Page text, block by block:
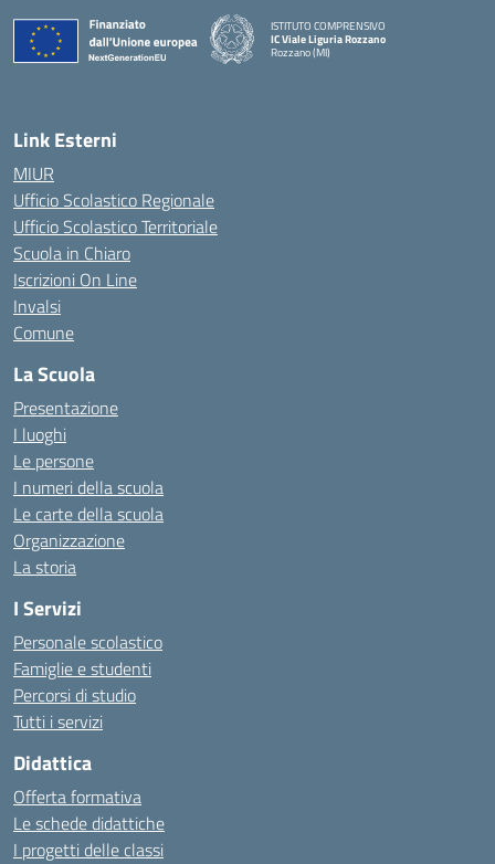
ISTITUTO COMPRENSIVO
IC Viale Liguria Rozzano
Rozzano (MI)
Link Esterni
MIUR
Ufficio Scolastico Regionale
Ufficio Scolastico Territoriale
Scuola in Chiaro
Iscrizioni On Line
Invalsi
Comune
La Scuola
Presentazione
I luoghi
Le persone
I numeri della scuola
Le carte della scuola
Organizzazione
La storia
I Servizi
Personale scolastico
Famiglie e studenti
Percorsi di studio
Tutti i servizi
Didattica
Offerta formativa
Le schede didattiche
I progetti delle classi